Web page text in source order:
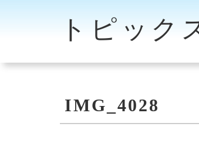
トピック
IMG_4028